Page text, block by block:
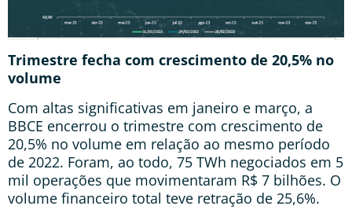
Trimestre fecha com crescimento de 20,5% no
volume
Com altas significativas em janeiro e março, a
BBCE encerrou o trimestre com crescimento de
20,5% no volume em relação ao mesmo período
de 2022. Foram, ao todo, 75 TWh negociados em 5
mil operações que movimentaram R$ 7 bilhões. O
volume financeiro total teve retração de 25,6%.